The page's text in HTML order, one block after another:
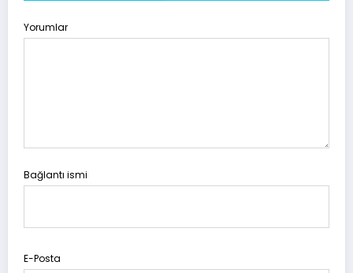
Yorumlar
Bağlantı ismi
E-Posta